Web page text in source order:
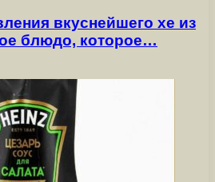
вкуснейшего хе из
блюдо, которое…